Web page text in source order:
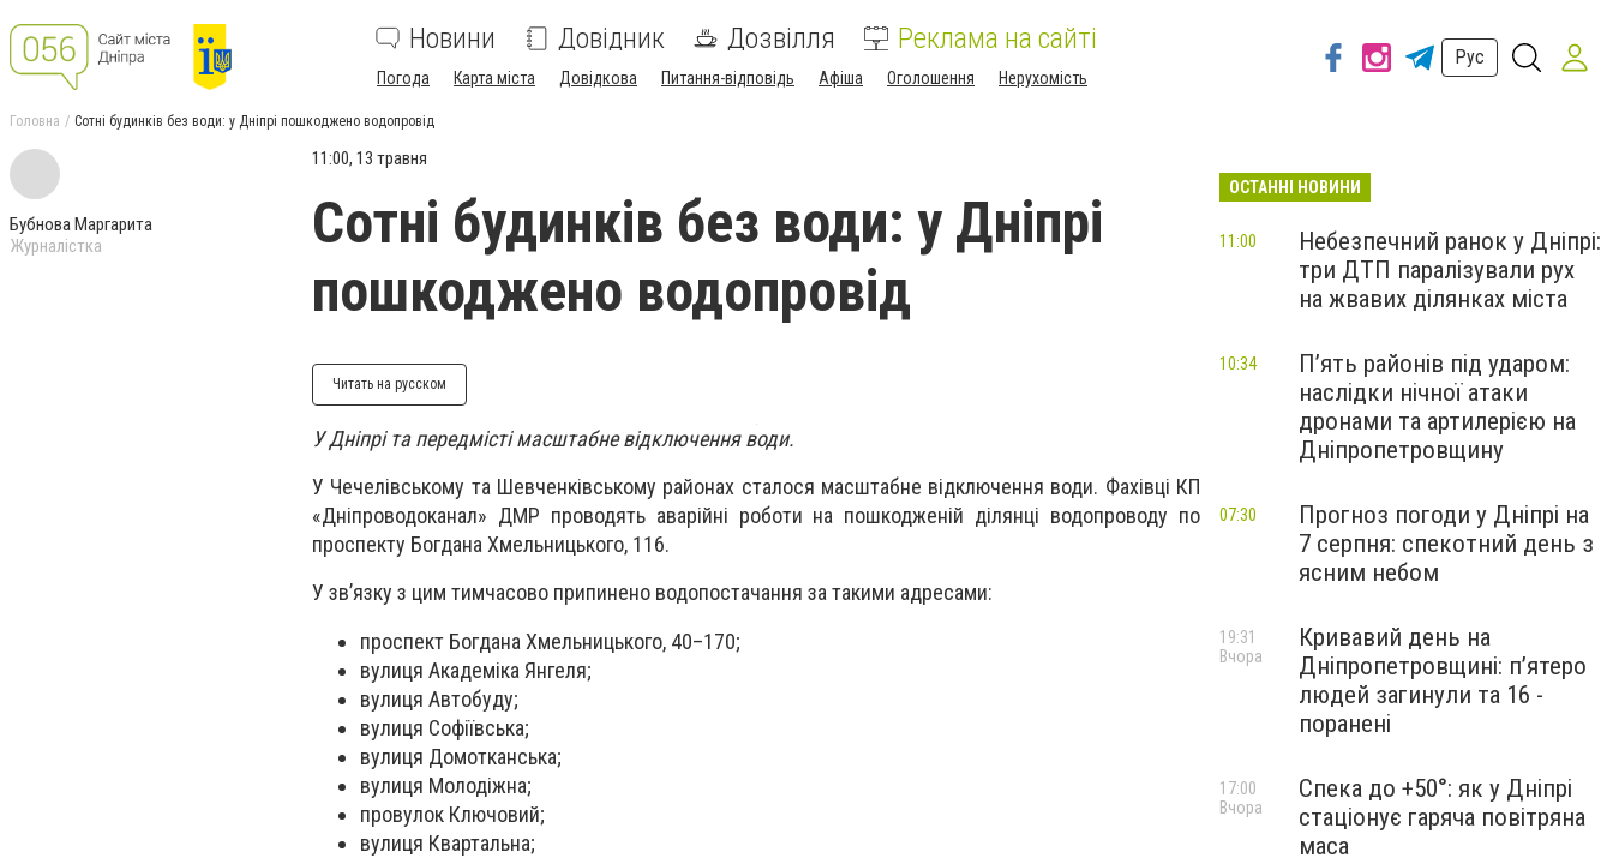
Новини Довідник Дозвілля Реклама на сайті
Погода Карта міста Довідкова Питання-відповідь Афіша Оголошення Нерухомість
Рус
Головна Сотні будинків без води: у Дніпрі пошкоджено водопровід
Бубнова Маргарита
Журналістка
11:00, 13 травня
Сотні будинків без води: у Дніпрі
пошкоджено водопровід
Читать на русском
У Дніпрі та передмісті масштабне відключення води.
У Чечелівському та Шевченківському районах сталося масштабне відключення води. Фахівці КП
«Дніпроводоканал» ДМР проводять аварійні роботи на пошкодженій ділянці водопроводу по
проспекту Богдана Хмельницького, 116.
У зв’язку з цим тимчасово припинено водопостачання за такими адресами:
проспект Богдана Хмельницького, 40–170;
вулиця Академіка Янгеля;
вулиця Автобуду;
вулиця Софіївська;
вулиця Домотканська;
вулиця Молодіжна;
провулок Ключовий;
вулиця Квартальна;
ОСТАННІ НОВИНИ
Небезпечний ранок у Дніпрі:
три ДТП паралізували рух
на жвавих ділянках міста
11:00
П’ять районів під ударом:
наслідки нічної атаки
дронами та артилерією на
Дніпропетровщину
10:34
Прогноз погоди у Дніпрі на
7 серпня: спекотний день з
ясним небом
07:30
Кривавий день на
Дніпропетровщині: п’ятеро
людей загинули та 16 -
поранені
19:31
Вчора
Спека до +50°: як у Дніпрі
стаціонує гаряча повітряна
маса
17:00
Вчора